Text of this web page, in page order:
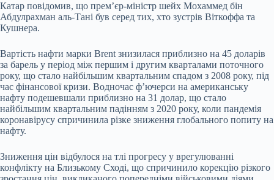
Катар повідомив, що прем’єр-міністр шейх Мохаммед бін
Абдулрахман аль-Тані був серед тих, хто зустрів Віткоффа та
Кушнера.
Вартість нафти марки Brent знизилася приблизно на 45 доларів
за барель у період між першим і другим кварталами поточного
року, що стало найбільшим квартальним спадом з 2008 року, під
час фінансової кризи. Водночас ф’ючерси на американську
нафту подешевшали приблизно на 31 долар, що стало
найбільшим квартальним падінням з 2020 року, коли пандемія
коронавірусу спричинила різке зниження глобального попиту на
нафту.
Зниження цін відбулося на тлі прогресу у врегулюванні
конфлікту на Близькому Сході, що спричинило корекцію різкого